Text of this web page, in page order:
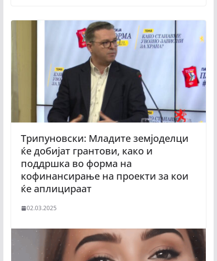
Трипуновски: Младите земјоделци
ќе добијат грантови, како и
поддршка во форма на
кофинансирање на проекти за кои
ќе аплицираат
02.03.2025